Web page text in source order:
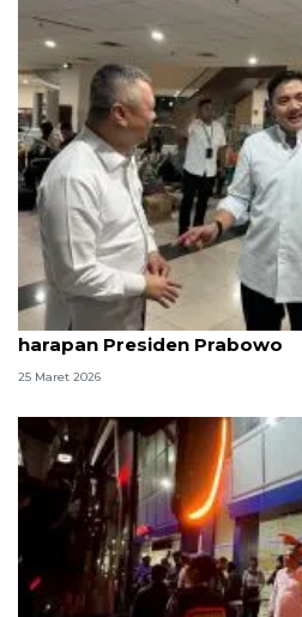
Seskab Teddy sebut
harapan Presiden Prabowo
25 Maret 2026